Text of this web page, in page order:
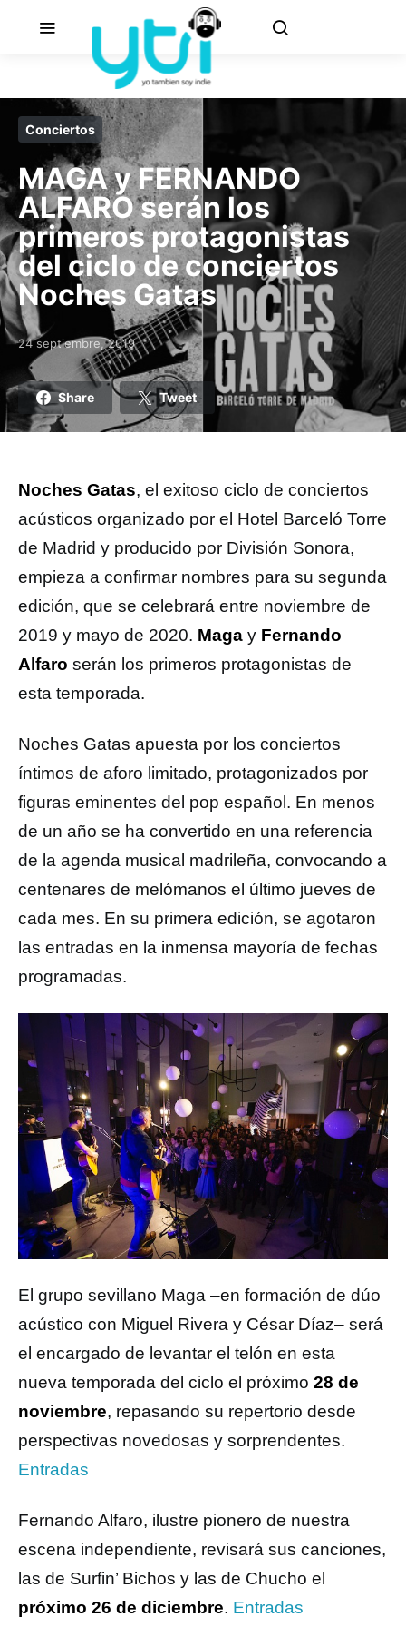
Conciertos
MAGA y FERNANDO
ALFARO serán los
primeros protagonistas
del ciclo de conciertos
Noches Gatas
Posted on
24 septiembre, 2019
Share Tweet
Noches Gatas, el exitoso ciclo de conciertos
acústicos organizado por el Hotel Barceló Torre
de Madrid y producido por División Sonora,
empieza a confirmar nombres para su segunda
edición, que se celebrará entre noviembre de
2019 y mayo de 2020. Maga y Fernando
Alfaro serán los primeros protagonistas de
esta temporada.
Noches Gatas apuesta por los conciertos
íntimos de aforo limitado, protagonizados por
figuras eminentes del pop español. En menos
de un año se ha convertido en una referencia
de la agenda musical madrileña, convocando a
centenares de melómanos el último jueves de
cada mes. En su primera edición, se agotaron
las entradas en la inmensa mayoría de fechas
programadas.
El grupo sevillano Maga –en formación de dúo
acústico con Miguel Rivera y César Díaz– será
el encargado de levantar el telón en esta
nueva temporada del ciclo el próximo 28 de
noviembre, repasando su repertorio desde
perspectivas novedosas y sorprendentes.
Entradas
Fernando Alfaro, ilustre pionero de nuestra
escena independiente, revisará sus canciones,
las de Surfin’ Bichos y las de Chucho el
próximo 26 de diciembre. Entradas